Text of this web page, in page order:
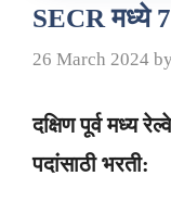
SECR मध्ये
26 March 2024 by
दक्षिण पूर्व मध्य
पदांसाठी भरती: